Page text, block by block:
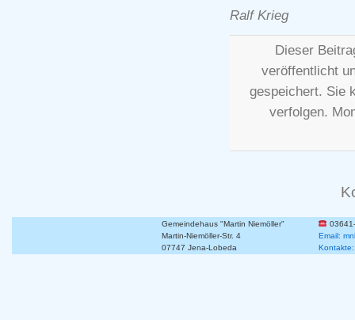
Ralf Krieg
Dieser
veröffentlicht
gespeichert. Sie
verfolgen.
Gemeindehaus "Martin Niemöller"
Martin-Niemöller-Str. 4
Email:
07747 Jena-Lobeda